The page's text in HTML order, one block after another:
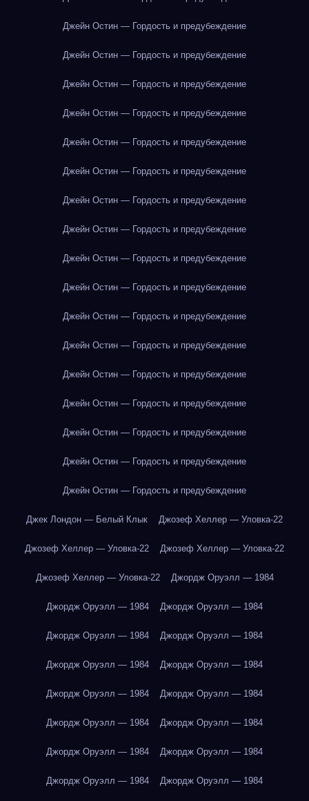
Джейн Остин — Гордость и предубеждение
Джейн Остин — Гордость и предубеждение
Джейн Остин — Гордость и предубеждение
Джейн Остин — Гордость и предубеждение
Джейн Остин — Гордость и предубеждение
Джейн Остин — Гордость и предубеждение
Джейн Остин — Гордость и предубеждение
Джейн Остин — Гордость и предубеждение
Джейн Остин — Гордость и предубеждение
Джейн Остин — Гордость и предубеждение
Джейн Остин — Гордость и предубеждение
Джейн Остин — Гордость и предубеждение
Джейн Остин — Гордость и предубеждение
Джейн Остин — Гордость и предубеждение
Джейн Остин — Гордость и предубеждение
Джейн Остин — Гордость и предубеждение
Джейн Остин — Гордость и предубеждение
Джек Лондон — Белый Клык Джозеф Хеллер — Уловка-22
Джозеф Хеллер — Уловка-22 Джозеф Хеллер — Уловка-22
Джозеф Хеллер — Уловка-22 Джордж Оруэлл — 1984
Джордж Оруэлл — 1984 Джордж Оруэлл — 1984
Джордж Оруэлл — 1984 Джордж Оруэлл — 1984
Джордж Оруэлл — 1984 Джордж Оруэлл — 1984
Джордж Оруэлл — 1984 Джордж Оруэлл — 1984
Джордж Оруэлл — 1984 Джордж Оруэлл — 1984
Джордж Оруэлл — 1984 Джордж Оруэлл — 1984
Джордж Оруэлл — 1984 Джордж Оруэлл — 1984